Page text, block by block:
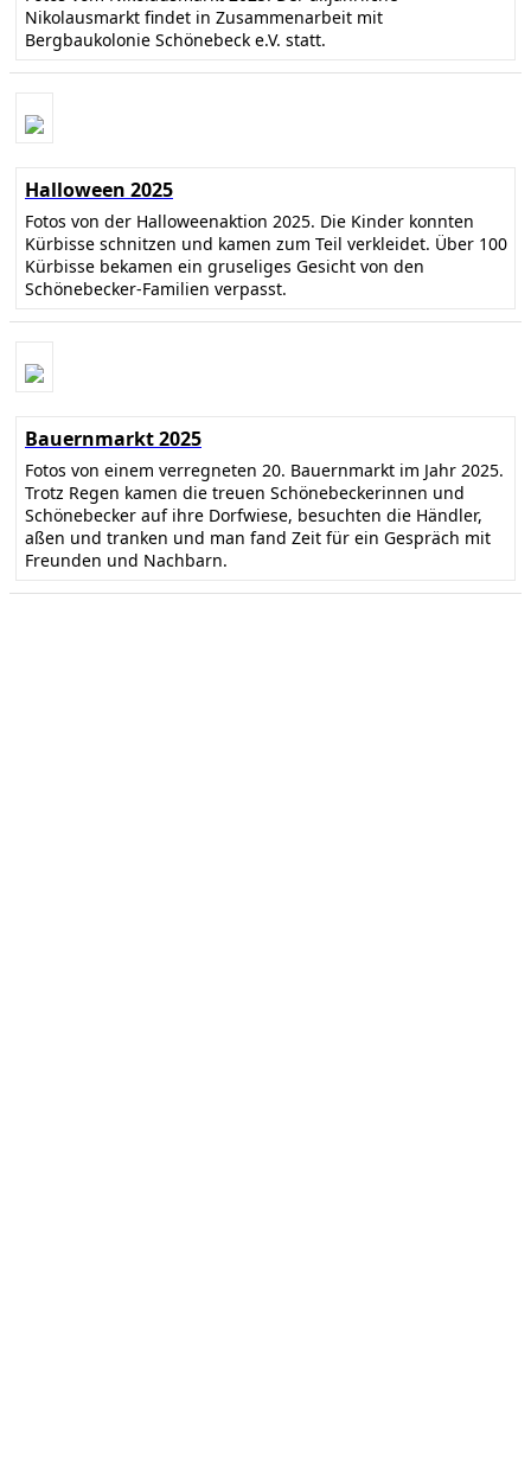
Nikolausmarkt findet in Zusammenarbeit mit
Bergbaukolonie Schönebeck e.V. statt.
Halloween 2025
Fotos von der Halloweenaktion 2025. Die Kinder konnten
Kürbisse schnitzen und kamen zum Teil verkleidet. Über 100
Kürbisse bekamen ein gruseliges Gesicht von den
Schönebecker-Familien verpasst.
Bauernmarkt 2025
Fotos von einem verregneten 20. Bauernmarkt im Jahr 2025.
Trotz Regen kamen die treuen Schönebeckerinnen und
Schönebecker auf ihre Dorfwiese, besuchten die Händler,
aßen und tranken und man fand Zeit für ein Gespräch mit
Freunden und Nachbarn.